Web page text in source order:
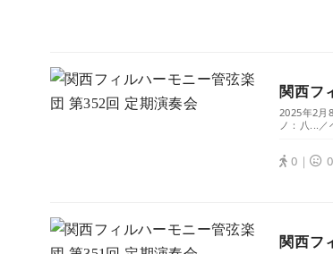
関西フ
2025年2月
ノ：八...
0｜ 0
関西フ